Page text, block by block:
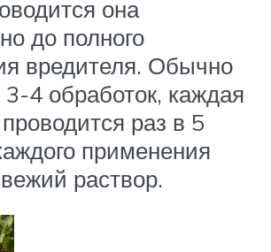
она
до полного
вредителя. Обычно
3-4 обработок, каждая
раз в 5
применения
раствор.